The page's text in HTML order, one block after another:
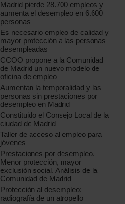
Madrid pierde 28.700 empleos y
aumenta el desempleo en 6.600
personas
Es necesario empleo de calidad y
mayor protección a las personas
desempleadas
CCOO propone a la Comunidad
de Madrid un nuevo modelo de
oficina de empleo
Aumentan la temporalidad y las
personas sin prestaciones por
desempleo en Madrid
Constituido el Consejo Local de la
ciudad de Madrid
Taller de acceso al empleo para
jóvenes
Prestaciones por desempleo.
Menor protección, mayor
exclusión social. Análisis de la
Comunidad de Madrid
Protección al desempleo:
radiografía de un atropello